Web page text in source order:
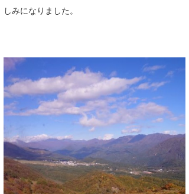
しみになりました。